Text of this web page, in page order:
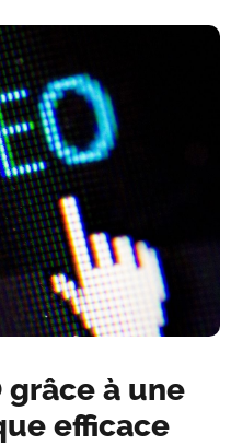
grâce à une
efficace